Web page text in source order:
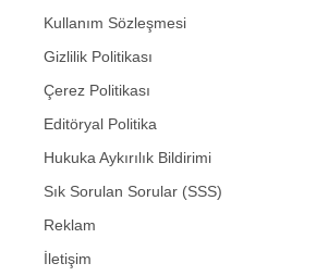
Kullanım Sözleşmesi
Gizlilik Politikası
Çerez Politikası
Editöryal Politika
Hukuka Aykırılık Bildirimi
Sık Sorulan Sorular (SSS)
Reklam
İletişim